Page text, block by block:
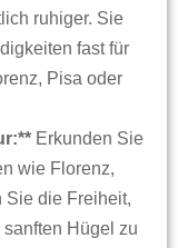
ruhiger. Sie
fast für
Pisa oder
Erkunden Sie
wie Florenz,
Sie die Freiheit,
Hügel zu